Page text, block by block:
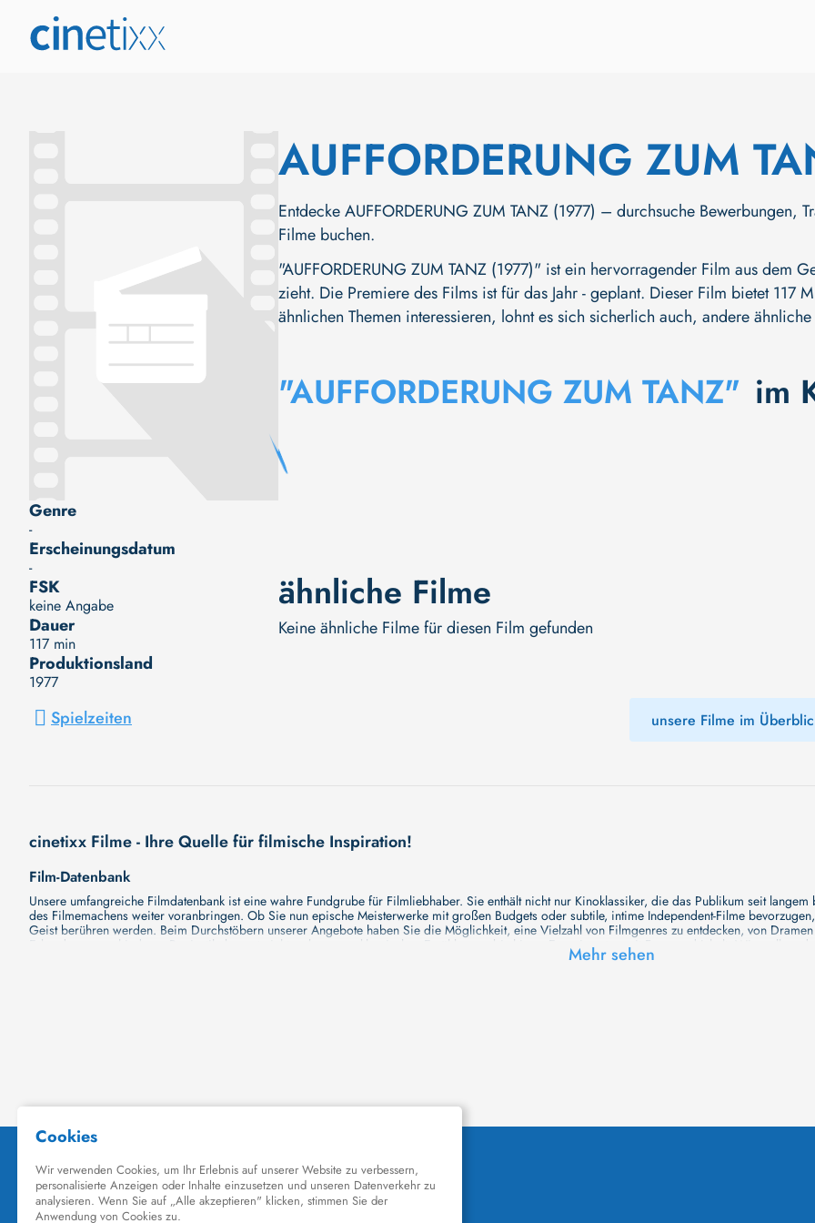
Genre
-
Erscheinungsdatum
-
FSK
keine Angabe
Dauer
117 min
Produktionsland
1977
Spielzeiten
AUFFORDERUNG ZUM
Entdecke AUFFORDERUNG ZUM TANZ (1977) – durchsuche Bewerbungen,
Filme buchen.
"AUFFORDERUNG ZUM TANZ (1977)" ist ein hervorragender Film aus dem
zieht. Die Premiere des Films ist für das Jahr - geplant. Dieser Film bietet 117
ähnlichen Themen interessieren, lohnt es sich sicherlich auch, andere
"AUFFORDERUNG ZUM TANZ" im
ähnliche Filme
Keine ähnliche Filme für diesen Film gefunden
unsere Filme im
cinetixx Filme - Ihre Quelle für filmische Inspiration!
Film-Datenbank
Unsere umfangreiche Filmdatenbank ist eine wahre Fundgrube für Filmliebhaber. Sie enthält nicht nur Kinoklassiker, die das Publikum seit
des Filmemachens weiter voranbringen. Ob Sie nun epische Meisterwerke mit großen Budgets oder subtile, intime Independent-Filme
Geist berühren werden. Beim Durchstöbern unserer Angebote haben Sie die Möglichkeit, eine Vielzahl von Filmgenres zu entdecken, von
Erkundung verschiedener Regiestile kommt nicht zu kurz, von klassischen Erzählungen bis hin zu Experimenten mit Form und Inhalt. Wir wollen,
Hollywood-Hits findet. Natürlich gibt es auch diese, aber darüber hinaus bemühen wir uns, Meisterwerke des unabhängigen Kinos zu zeigen,
Datenbank mit Schauspielern zu erkunden und ihre außergewöhnlichen Werke zu entdecken!
Kino-Datenbank
Planen Sie bald einen Kinobesuch? Ob Sie nun Lust auf eine große Premiere in einem hochmodernen Kinosaal haben oder die Atmosphäre
Kinodatenbank finden Sie alle Informationen, die Sie brauchen. Wir von cinetixx Filme laden Sie ein, sich über das Programm der
Filme zu sehen und Ihre Tickets online zu buchen. Dank unserer Plattform können Sie ganz einfach herausfinden, welches Kino in Ihrer Nähe die
Mehr sehen